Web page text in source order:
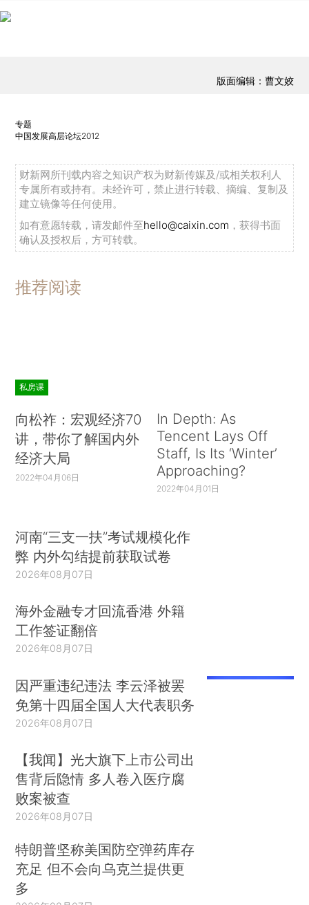
版面编辑：曹文姣
专题
中国发展高层论坛2012
财新网所刊载内容之知识产权为财新传媒及/或相关权利人
专属所有或持有。未经许可，禁止进行转载、摘编、复制及
建立镜像等任何使用。
如有意愿转载，请发邮件至hello@caixin.com ，获得书面
确认及授权后，方可转载。
推荐阅读
私房课
向松祚：宏观经济70
讲，带你了解国内外
经济大局
2022年04月06日
In Depth: As
Tencent Lays Off
Staff, Is Its ‘Winter’
Approaching?
2022年04月01日
河南“三支一扶”考试规模化作
弊 内外勾结提前获取试卷
2026年08月07日
海外金融专才回流香港 外籍
工作签证翻倍
2026年08月07日
因严重违纪违法 李云泽被罢
免第十四届全国人大代表职务
2026年08月07日
【我闻】光大旗下上市公司出
售背后隐情 多人卷入医疗腐
败案被查
2026年08月07日
特朗普坚称美国防空弹药库存
充足 但不会向乌克兰提供更
多